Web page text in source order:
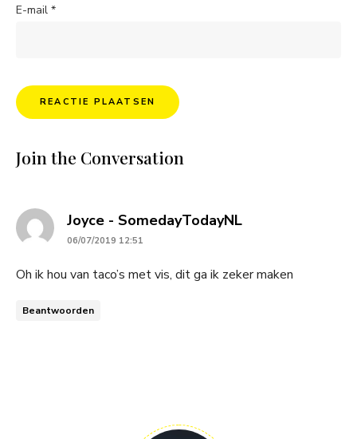
E-mail *
Join the Conversation
Joyce - SomedayTodayNLsays:
06/07/2019 12:51
Oh ik hou van taco’s met vis, dit ga ik zeker maken
Beantwoorden